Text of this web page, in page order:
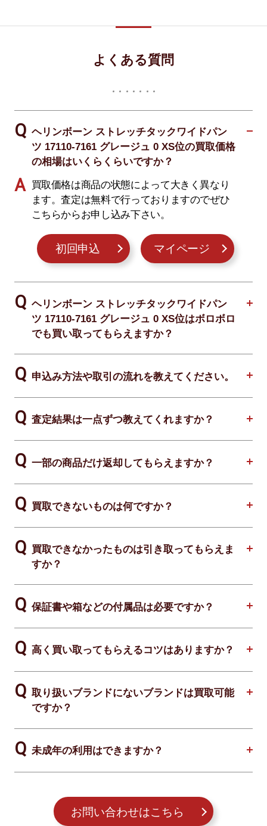
よくある質問
ヘリンボーン ストレッチタックワイドパン
ツ 17110-7161 グレージュ 0 XS位の買取価格
の相場はいくらくらいですか？
買取価格は商品の状態によって大きく異なり
ます。査定は無料で行っておりますのでぜひ
こちらからお申し込み下さい。
初回申込 マイページ
ヘリンボーン ストレッチタックワイドパン
ツ 17110-7161 グレージュ 0 XS位はボロボロ
でも買い取ってもらえますか？
申込み方法や取引の流れを教えてください。
査定結果は一点ずつ教えてくれますか？
一部の商品だけ返却してもらえますか？
買取できないものは何ですか？
買取できなかったものは引き取ってもらえま
すか？
保証書や箱などの付属品は必要ですか？
高く買い取ってもらえるコツはありますか？
取り扱いブランドにないブランドは買取可能
ですか？
未成年の利用はできますか？
お問い合わせはこちら